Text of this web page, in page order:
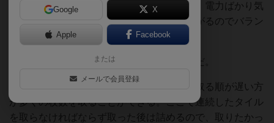
力を生み出せるよう街を作っていくゲーム。電力ばかり気
にしていると大気汚染が増え、支持率が下がるのでバラン
スが難しい。
バランス良くしないと勝利点は伸びないのだ。
毎ラウンド、タイルは円になるよう並べて取る順が遅い方
が多くの枚数を取ることができる。ここで連続したタイル
を取らなければならず取った後は詰めるので、取りたかっ
Google X
Apple Facebook
または
メールで会員登録